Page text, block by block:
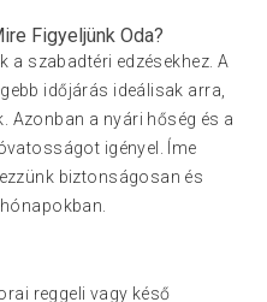
Figyeljünk Oda?
a szabadtéri edzésekhez. A
időjárás ideálisak arra,
Azonban a nyári hőség és a
igényel. Íme
biztonságosan és
reggeli vagy késő